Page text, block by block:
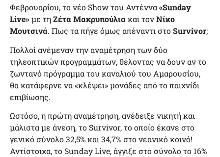
Φεβρουαρίου, το νέο Show του Αντέννα«Sunday
Live»με τηΖέτα Μακρυπούλιακαι τονΝίκο
Μουτσινά. Πως τα πήγε όμως απέναντι στοSurvivor;
Πολλοί ανέμεναν την αναμέτρηση των δύο
τηλεοπτικών προγραμμάτων, θέλοντας να δουν αν το
ζωντανό πρόγραμμα του καναλιού του Αμαρουσίου,
θα κατάφερνε να «κλέψει» μονάδες από το παιχνίδι
επιβίωσης.
Ωστόσο, η πρώτη αναμέτρηση, ανέδειξε νικητή και
μάλιστα με άνεση, το Survivor, το οποίο έκανε στο
γενικό σύνολο 32,5% και 34,7% στο νεανικό κοινό!
Αντίστοιχα, το Sunday Live, άγγιξε στο σύνολο το 16%